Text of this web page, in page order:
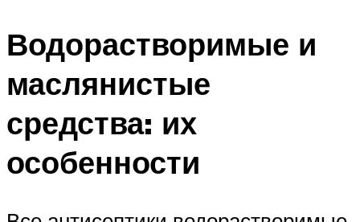
Водорастворимые и
маслянистые
средства: их
особенности